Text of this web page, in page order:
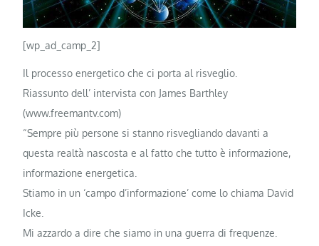
[wp_ad_camp_2]
Il processo energetico che ci porta al risveglio.
Riassunto dell’ intervista con James Barthley
(www.freemantv.com)
“Sempre più persone si stanno risvegliando davanti a
questa realtà nascosta e al fatto che tutto è informazione,
informazione energetica.
Stiamo in un ‘campo d’informazione’ come lo chiama David
Icke.
Mi azzardo a dire che siamo in una guerra di frequenze.